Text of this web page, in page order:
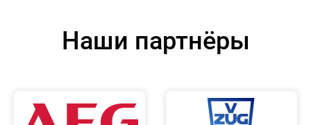
Наши партнёры